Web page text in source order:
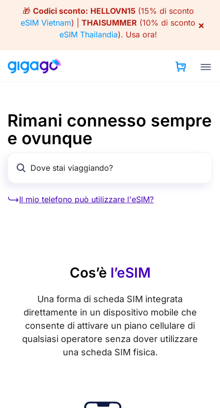
content
🎁 Codici sconto: HELLOVN15(15% di sconto
eSIM Vietnam) | THAISUMMER (10% di sconto
eSIM Thailandia). Usa ora!
×
Rimani connesso sempre
e ovunque
Il mio telefono può utilizzare l'eSIM?
Cos’è l’eSIM
Una forma di scheda SIM integrata
direttamente in un dispositivo mobile che
consente di attivare un piano cellulare di
qualsiasi operatore senza dover utilizzare
una scheda SIM fisica.